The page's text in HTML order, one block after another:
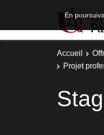
En
Accueil
Projet